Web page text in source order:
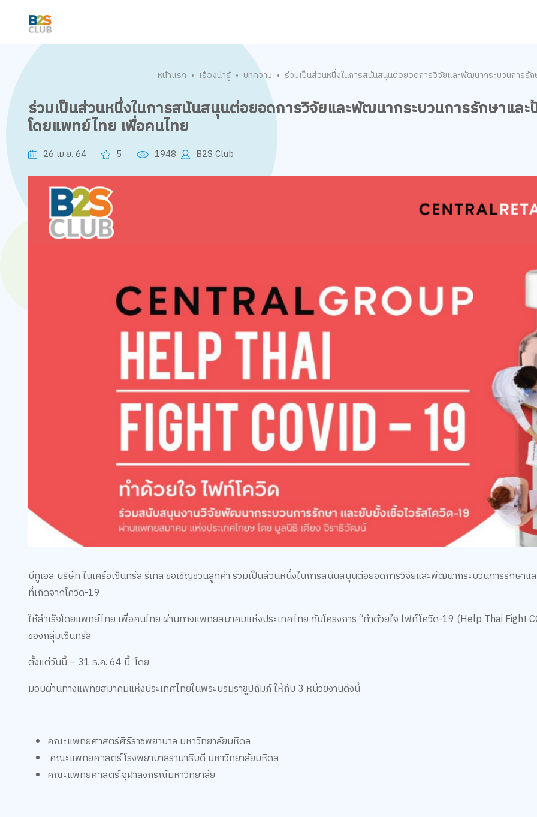
หน้าแรก • เรื่องน่ารู้ • บทความ • ร่วมเป็นส่วนหนึ่งในการสนันสนุนต่อยอดการวิจัยและพัฒนากระบวนการรั
ร่วมเป็นส่วนหนึ่งในการสนันสนุนต่อยอดการวิจัยและพัฒนากระบวนการรักษาและ
โดยแพทย์ไทย เพื่อคนไทย
26 เม.ย. 64 5 1948 B2S Club
บีทูเอส บริษัท ในเครือเซ็นทรัล รีเทล ขอเชิญชวนลูกค้า ร่วมเป็นส่วนหนึ่งในการสนันสนุนต่อยอดการวิจัยและพัฒนากระบวนการรักษาแ
ที่เกิดจากโควิด-19
ให้สำเร็จโดยแพทย์ไทย เพื่อคนไทย ผ่านทางแพทยสมาคมแห่งประเทศไทย กับโครงการ “ทำด้วยใจ ไฟท์โควิด-19 (Help Thai Fight
ของกลุ่มเซ็นทรัล
ตั้งแต่วันนี้ – 31 ธ.ค. 64 นี้ โดย
มอบผ่านทางแพทยสมาคมแห่งประเทศไทยในพระบรมราชูปถัมภ์ ให้กับ 3 หน่วยงานดังนี้
คณะแพทยศาสตร์ศิริราชพยาบาล มหาวิทยาลัยมหิดล
คณะแพทยศาสตร์ โรงพยาบาลรามาธิบดี มหาวิทยาลัยมหิดล
คณะแพทยศาสตร์ จุฬาลงกรณ์มหาวิทยาลัย